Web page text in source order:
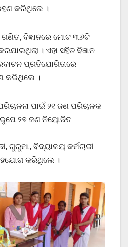
କରିଥିଲେ ।
ଗଣିତ, ବିଜ୍ଞାନରେ ମୋଟ ୩୬ଟି
। ଏହା ସହିତ ବିଜ୍ଞାନ
ପ୍ରତିଯୋଗିତାରେ
କରିଥିଲେ ।
ପରିଚାଳନା ପାଇଁ ୨୧ ଜଣ ପରିଚାଳକ
ରୁପେ ୨୭ ଜଣ ନିୟୋଜିତ
ଗୁରୁମା, ବିଦ୍ୟାଳୟ କର୍ମଚାରୀ
କରିଥିଲେ ।